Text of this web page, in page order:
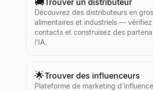
Trouver un distributeur
Découvrez des distributeurs en
alimentaires et industriels — vérifiez
contacts et construisez des
l'IA.
🌟Trouver des influenceurs
Plateforme de marketing